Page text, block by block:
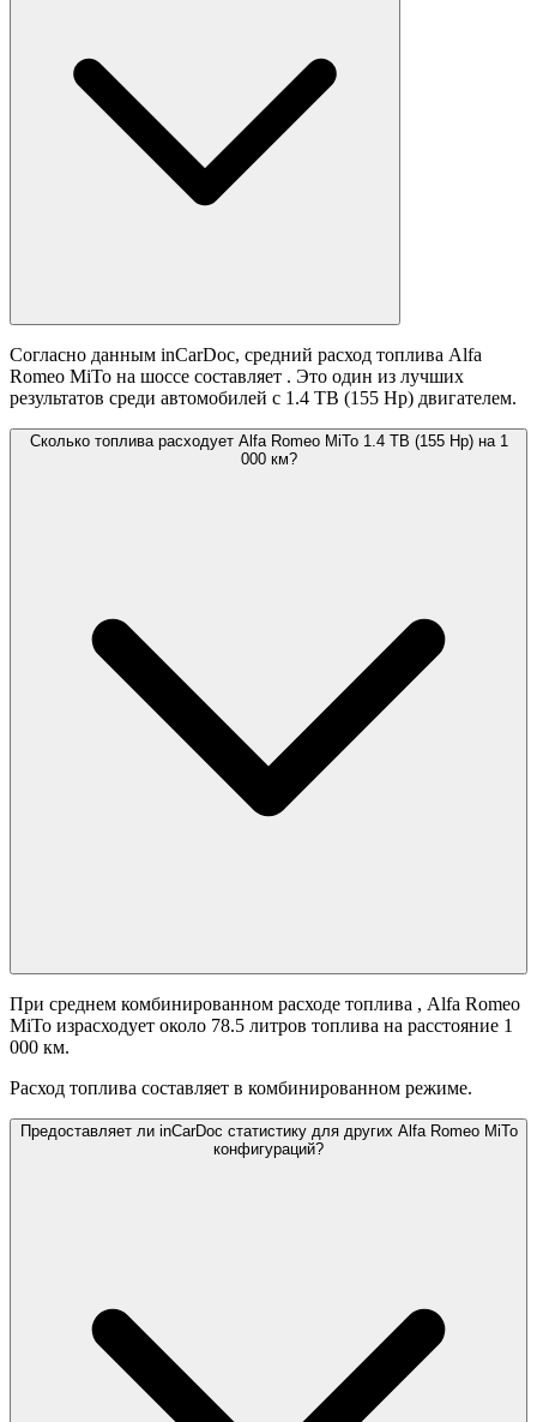
Согласно данным inCarDoc, средний расход топлива Alfa
Romeo MiTo на шоссе составляет . Это один из лучших
результатов среди автомобилей с 1.4 TB (155 Hp) двигателем.
Сколько топлива расходует Alfa Romeo MiTo 1.4 TB (155 Hp) на 1
000 км?
При среднем комбинированном расходе топлива , Alfa Romeo
MiTo израсходует около 78.5 литров топлива на расстояние 1
000 км.
Расход топлива составляет в комбинированном режиме.
Предоставляет ли inCarDoc статистику для других Alfa Romeo MiTo
конфигураций?